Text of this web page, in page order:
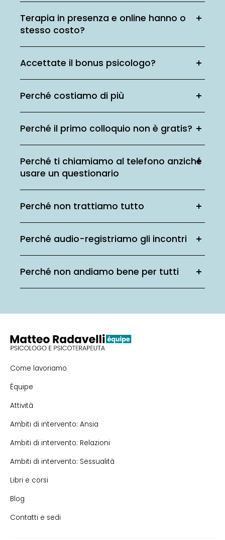
Terapia in presenza e online hanno o
stesso costo?
Accettate il bonus psicologo?
Perché costiamo di più
Perché il primo colloquio non è gratis?
Perché ti chiamiamo al telefono anziché
usare un questionario
Perché non trattiamo tutto
Perché audio-registriamo gli incontri
Perché non andiamo bene per tutti
Come lavoriamo
Équipe
Attività
Ambiti di intervento: Ansia
Ambiti di intervento: Relazioni
Ambiti di intervento: Sessualità
Libri e corsi
Blog
Contatti e sedi